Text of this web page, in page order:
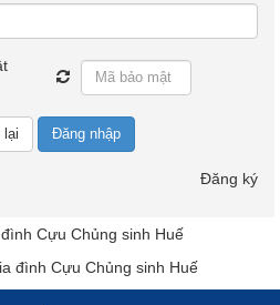
Đăng nhập
Đăng ký